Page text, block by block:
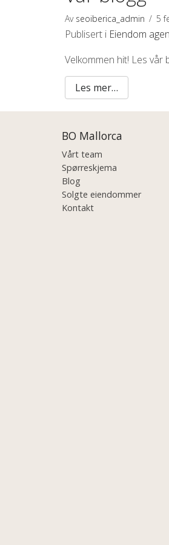
Av seoiberica_admin / 5
Publisert i Eiendom
Velkommen hit! Les vår
Les mer…
BO Mallorca
Vårt team
Spørreskjema
Blog
Solgte eiendommer
Kontakt